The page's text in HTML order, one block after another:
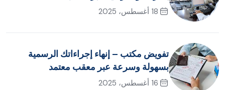
18 أغسطس، 2025
تفويض مكتب – إنهاء إجراءاتك الرسمية
بسهولة وسرعة عبر معقب معتمد
16 أغسطس، 2025